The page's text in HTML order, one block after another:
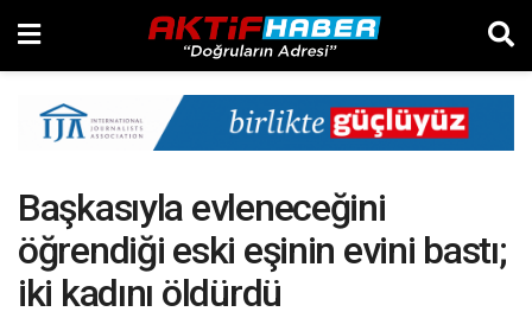
Başkasıyla evleneceğini
öğrendiği eski eşinin evini bastı;
iki kadını öldürdü